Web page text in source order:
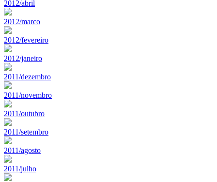
2012/abril
2012/marco
2012/fevereiro
2012/janeiro
2011/dezembro
2011/novembro
2011/outubro
2011/setembro
2011/agosto
2011/julho